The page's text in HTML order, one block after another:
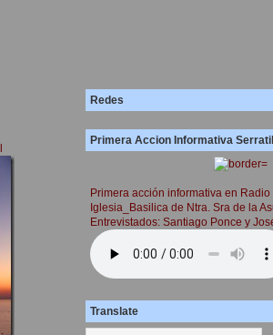
Redes
Primera Accion Informativa
Primera acción informativa en
Iglesia_Basilica de Ntra. Sra de la
Entrevistados: Santiago Ponce y
Translate